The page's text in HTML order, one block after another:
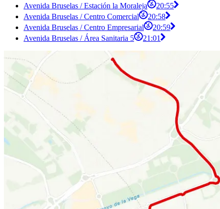
Avenida Bruselas / Estación la Moraleja
20:55
Avenida Bruselas / Centro Comercial
20:58
Avenida Bruselas / Centro Empresarial
20:59
Avenida Bruselas / Área Sanitaria 5
21:01